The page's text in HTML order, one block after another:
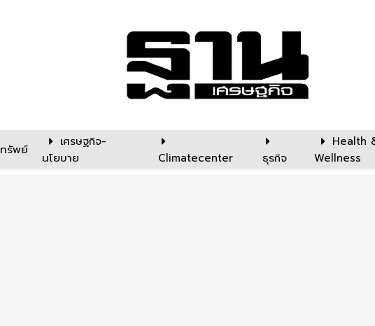
รัพย์
เศรษฐกิจ-
นโยบาย
Climatecenter ธุรกิจ
Health
Wellness